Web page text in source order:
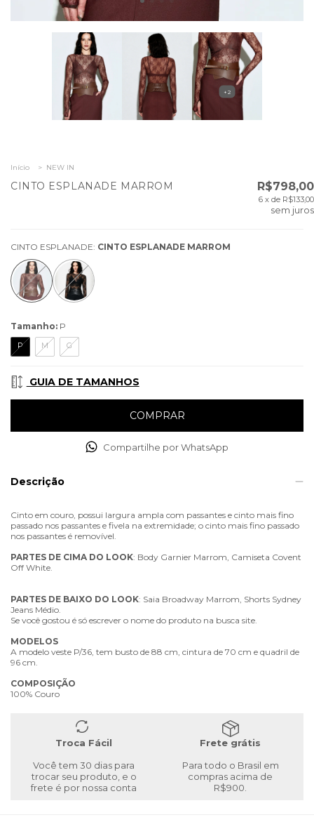
+2
Início > NEW IN
CINTO ESPLANADE MARROM R$798,00
6 x de R$133,00
sem juros
CINTO ESPLANADE: CINTO ESPLANADE MARROM
Tamanho: P
P M G
GUIA DE TAMANHOS
Compartilhe por WhatsApp
Descrição
Cinto em couro, possui largura ampla com passantes e cinto mais fino
passado nos passantes e fivela na extremidade; o cinto mais fino passado
nos passantes é removível.
PARTES DE CIMA DO LOOK: Body Garnier Marrom, Camiseta Covent
Off White.
PARTES DE BAIXO DO LOOK: Saia Broadway Marrom, Shorts Sydney
Jeans Médio.
Se você gostou é só escrever o nome do produto na busca site.
MODELOS
A modelo veste P/36, tem busto de 88 cm, cintura de 70 cm e quadril de
96 cm.
COMPOSIÇÃO
100% Couro
Troca Fácil
Você tem 30 dias para
trocar seu produto, e o
frete é por nossa conta
Frete grátis
Para todo o Brasil em
compras acima de
R$900.